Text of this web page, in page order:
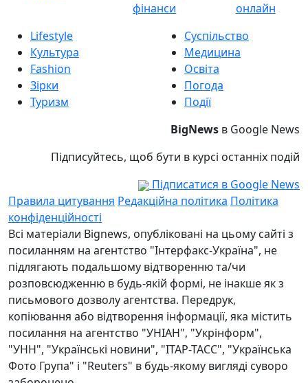
фінанси
онлайн
Lifestyle
Культура
Fashion
Зірки
Туризм
Суспільство
Медицина
Освіта
Погода
Події
BigNews в Google News
Підписуйтесь, щоб бути в курсі останніх подій
Підписатися в Google News
Правила цитування Редакційна політика Політика
конфіденційності
Всі матеріали Bignews, опубліковані на цьому сайті з
посиланням на агентство "Інтерфакс-Україна", не
підлягають подальшому відтворенню та/чи
розповсюдженню в будь-якій формі, не інакше як з
письмового дозволу агентства. Передрук,
копіювання або відтворення інформації, яка містить
посилання на агентство "УНІАН", "Укрінформ",
"УНН", "Українські новини", "ІТАР-ТАСС", "Українська
Фото Група" і "Reuters" в будь-якому вигляді суворо